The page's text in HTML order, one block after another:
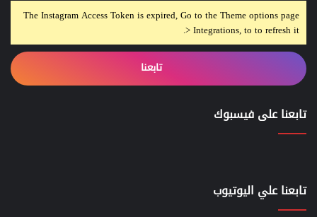
The Instagram Access Token is expired, Go to the Theme options page
> Integrations, to to refresh it.
تابعنا
تابعنا على فيسبوك
تابعنا علي اليوتيوب